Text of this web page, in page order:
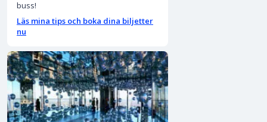
buss!
Läs mina tips och boka dina biljetter
nu